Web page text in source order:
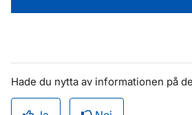
Hade du nytta av informationen på